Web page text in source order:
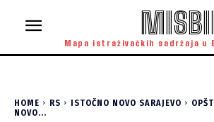
Mapa istraživačkih sadržaja u
HOME RS ISTOČNO NOVO SARAJEVO
NOVO...